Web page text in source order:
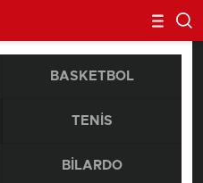
BASKETBOL
TENIS
BILARDO